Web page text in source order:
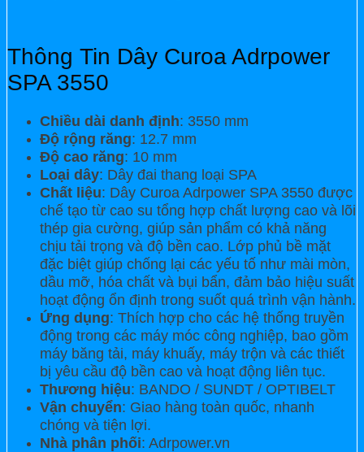
Thông Tin Dây Curoa Adrpower
SPA 3550
Chiều dài danh định: 3550 mm
Độ rộng răng: 12.7 mm
Độ cao răng: 10 mm
Loại dây: Dây đai thang loại SPA
Chất liệu: Dây Curoa Adrpower SPA 3550 được
chế tạo từ cao su tổng hợp chất lượng cao và lõi
thép gia cường, giúp sản phẩm có khả năng
chịu tải trọng và độ bền cao. Lớp phủ bề mặt
đặc biệt giúp chống lại các yếu tố như mài mòn,
dầu mỡ, hóa chất và bụi bẩn, đảm bảo hiệu suất
hoạt động ổn định trong suốt quá trình vận hành.
Ứng dụng: Thích hợp cho các hệ thống truyền
động trong các máy móc công nghiệp, bao gồm
máy băng tải, máy khuấy, máy trộn và các thiết
bị yêu cầu độ bền cao và hoạt động liên tục.
Thương hiệu: BANDO / SUNDT / OPTIBELT
Vận chuyển: Giao hàng toàn quốc, nhanh
chóng và tiện lợi.
Nhà phân phối: Adrpower.vn